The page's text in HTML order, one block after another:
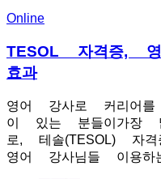
Online
TESOL 자격증,
효과
영어 강사로 커리어
이 있는 분들이가
로, 테솔(TESOL) 자
영어 강사님들 이용하